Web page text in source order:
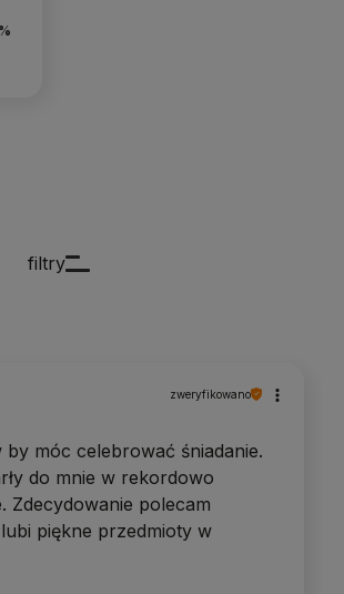
filtry
zweryfikowano
by móc celebrować śniadanie.
do mnie w rekordowo
Zdecydowanie polecam
piękne przedmioty w